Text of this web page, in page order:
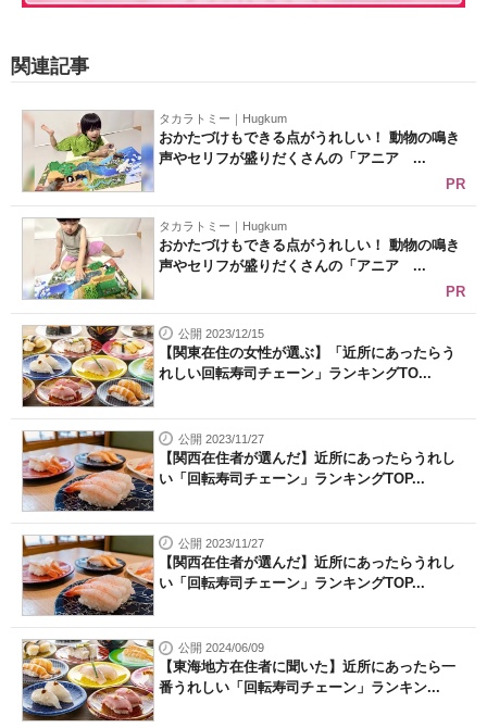
関連記事
タカラトミー｜Hugkum
おかたづけもできる点がうれしい！ 動物の鳴き
声やセリフが盛りだくさんの「アニア ...
PR
タカラトミー｜Hugkum
おかたづけもできる点がうれしい！ 動物の鳴き
声やセリフが盛りだくさんの「アニア ...
PR
公開 2023/12/15
【関東在住の女性が選ぶ】「近所にあったらう
れしい回転寿司チェーン」ランキングTO...
公開 2023/11/27
【関西在住者が選んだ】近所にあったらうれし
い「回転寿司チェーン」ランキングTOP...
公開 2023/11/27
【関西在住者が選んだ】近所にあったらうれし
い「回転寿司チェーン」ランキングTOP...
公開 2024/06/09
【東海地方在住者に聞いた】近所にあったら一
番うれしい「回転寿司チェーン」ランキン...